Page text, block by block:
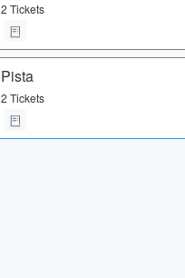
2 Tickets
Pista
2 Tickets